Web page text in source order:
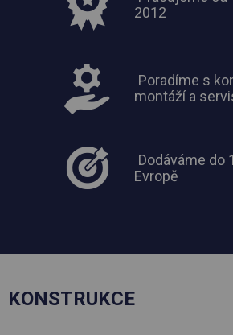
2012
Poradíme s
montáží a
Dodáváme do
Evropě
KONSTRUKCE